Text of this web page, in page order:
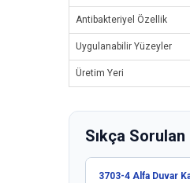
Antibakteriyel Özellik
Uygulanabilir Yüzeyler
Üretim Yeri
Sıkça
3703-4 Alfa Duvar